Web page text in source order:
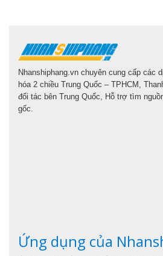
Nhanshiphang.vn chuyên cung cấp các
hóa 2 chiều Trung Quốc – TPHCM,
đối tác bên Trung Quốc, Hỗ trợ tìm
gốc.
Ứng dụng của